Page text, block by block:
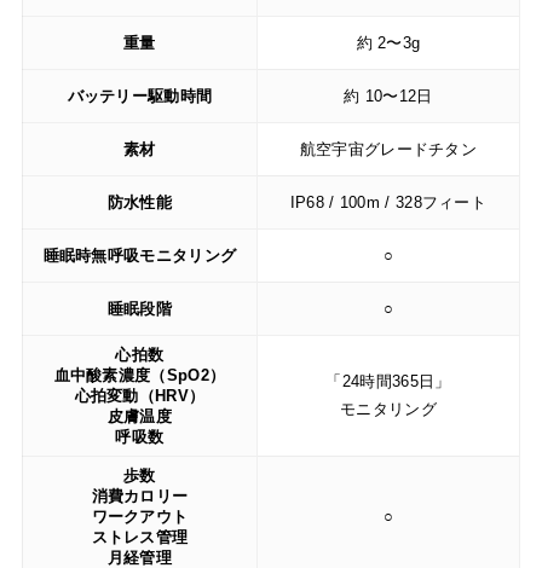
重量 約 2〜3g
バッテリー駆動時間 約 10〜12日
素材 航空宇宙グレードチタン
防水性能 IP68 / 100m / 328フィート
睡眠時無呼吸モニタリング ○
睡眠段階 ○
心拍数
血中酸素濃度（SpO2）
心拍変動（HRV）
皮膚温度
呼吸数
「24時間365日」
モニタリング
歩数
消費カロリー
ワークアウト
ストレス管理
月経管理
○